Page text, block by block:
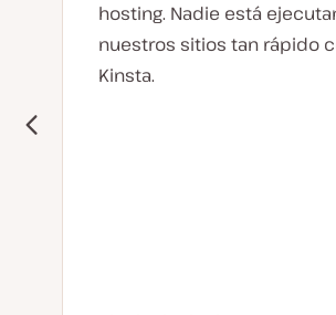
hosting. Nadie está
nuestros sitios tan rápido
Kinsta.